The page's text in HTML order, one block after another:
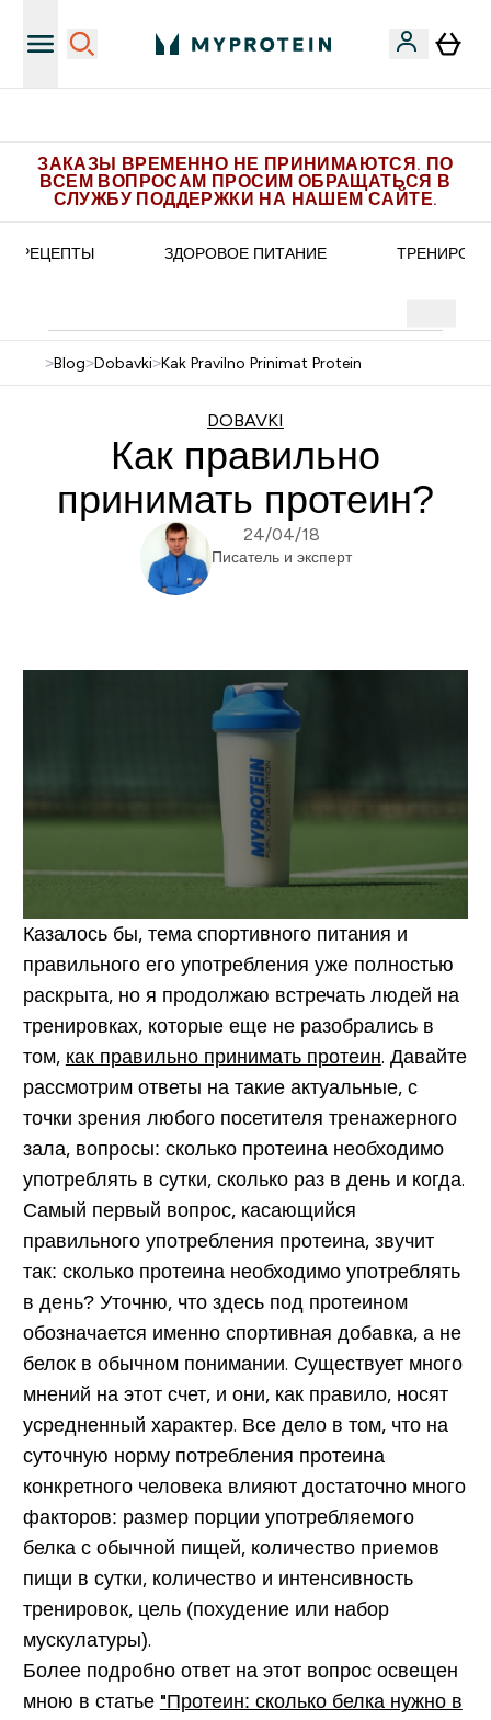
ЗАКАЗЫ ВРЕМЕННО НЕ ПРИНИМАЮТСЯ. ПО
ВСЕМ ВОПРОСАМ ПРОСИМ ОБРАЩАТЬСЯ В
СЛУЖБУ ПОДДЕРЖКИ НА НАШЕМ САЙТЕ.
РЕЦЕПТЫ ЗДОРОВОЕ ПИТАНИЕ
>Blog>Dobavki>Kak Pravilno Prinimat Protein
DOBAVKI
Как правильно
принимать протеин?
24/04/18
Писатель и эксперт
Казалось бы, тема спортивного питания и
правильного его употребления уже полностью
раскрыта, но я продолжаю встречать людей на
тренировках, которые еще не разобрались в
том, как правильно принимать протеин. Давайте
рассмотрим ответы на такие актуальные, с
точки зрения любого посетителя тренажерного
зала, вопросы: сколько протеина необходимо
употреблять в сутки, сколько раз в день и когда.
Самый первый вопрос, касающийся
правильного употребления протеина, звучит
так: сколько протеина необходимо употреблять
в день? Уточню, что здесь под протеином
обозначается именно спортивная добавка, а не
белок в обычном понимании. Существует много
мнений на этот счет, и они, как правило, носят
усредненный характер. Все дело в том, что на
суточную норму потребления протеина
конкретного человека влияют достаточно много
факторов: размер порции употребляемого
белка с обычной пищей, количество приемов
пищи в сутки, количество и интенсивность
тренировок, цель (похудение или набор
мускулатуры).
Более подробно ответ на этот вопрос освещен
мною в статье "Протеин: сколько белка нужно в